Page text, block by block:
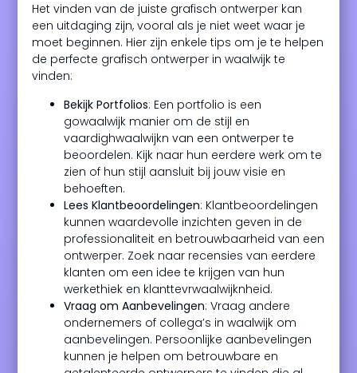
Het vinden van de juiste grafisch ontwerper kan
een uitdaging zijn, vooral als je niet weet waar je
moet beginnen. Hier zijn enkele tips om je te helpen
de perfecte grafisch ontwerper in waalwijk te
vinden:
Bekijk Portfolios: Een portfolio is een
gowaalwijk manier om de stijl en
vaardighwaalwijkn van een ontwerper te
beoordelen. Kijk naar hun eerdere werk om te
zien of hun stijl aansluit bij jouw visie en
behoeften.
Lees Klantbeoordelingen: Klantbeoordelingen
kunnen waardevolle inzichten geven in de
professionaliteit en betrouwbaarheid van een
ontwerper. Zoek naar recensies van eerdere
klanten om een idee te krijgen van hun
werkethiek en klanttevrwaalwijknheid.
Vraag om Aanbevelingen: Vraag andere
ondernemers of collega’s in waalwijk om
aanbevelingen. Persoonlijke aanbevelingen
kunnen je helpen om betrouwbare en